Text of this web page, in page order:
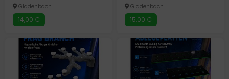
Gladenbach
14,00 €
Gladenbach
15,00 €